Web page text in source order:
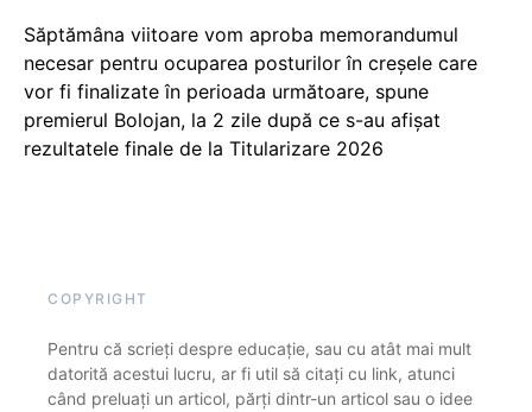
Săptămâna viitoare vom aproba memorandumul
necesar pentru ocuparea posturilor în creșele care
vor fi finalizate în perioada următoare, spune
premierul Bolojan, la 2 zile după ce s-au afișat
rezultatele finale de la Titularizare 2026
COPYRIGHT
Pentru că scrieți despre educație, sau cu atât mai mult
datorită acestui lucru, ar fi util să citați cu link, atunci
când preluați un articol, părți dintr-un articol sau o idee